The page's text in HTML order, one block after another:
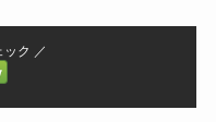
ク ／